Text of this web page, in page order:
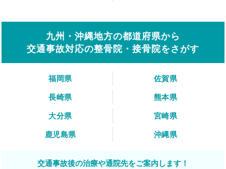
九州・沖縄地方の都道府県から
交通事故対応の整骨院・接骨院をさがす
福岡県
佐賀県
長崎県
熊本県
大分県
宮崎県
鹿児島県
沖縄県
交通事故後の治療や通院先をご案内します！